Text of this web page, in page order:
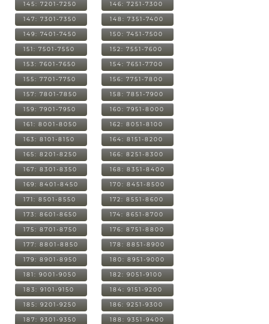
145: 7201-7250 146: 7251-7300
147: 7301-7350 148: 7351-7400
149: 7401-7450 150: 7451-7500
151: 7501-7550 152: 7551-7600
153: 7601-7650 154: 7651-7700
155: 7701-7750 156: 7751-7800
157: 7801-7850 158: 7851-7900
159: 7901-7950 160: 7951-8000
161: 8001-8050 162: 8051-8100
163: 8101-8150 164: 8151-8200
165: 8201-8250 166: 8251-8300
167: 8301-8350 168: 8351-8400
169: 8401-8450 170: 8451-8500
171: 8501-8550 172: 8551-8600
173: 8601-8650 174: 8651-8700
175: 8701-8750 176: 8751-8800
177: 8801-8850 178: 8851-8900
179: 8901-8950 180: 8951-9000
181: 9001-9050 182: 9051-9100
183: 9101-9150 184: 9151-9200
185: 9201-9250 186: 9251-9300
187: 9301-9350 188: 9351-9400